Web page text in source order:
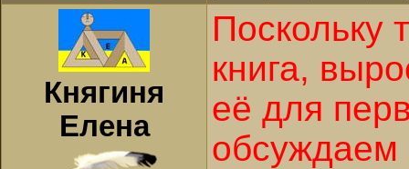
Княгиня
Елена
Поскольку
книга,
её для
обсуждаем